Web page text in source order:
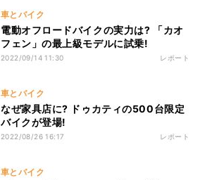
車とバイク
電動オフロードバイクの実力は? 「カオ
フェン」の最上級モデルに試乗!
2022/09/14 11:30 レポート
車とバイク
なぜ家具店に? ドゥカティの500台限定
バイクが登場!
2022/08/26 16:17 レポート
車とバイク